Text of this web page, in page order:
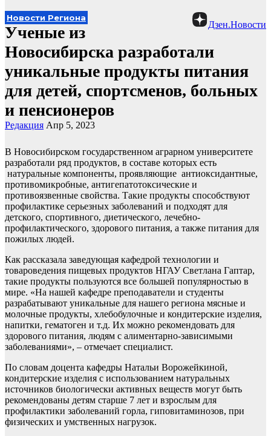
Дзен.Новости
Новости Региона
Ученые из
Новосибирска разработали
уникальные продукты питания
для детей, спортсменов, больных
и пенсионеров
Редакция Апр 5, 2023
В Новосибирском государственном аграрном университете
разработали ряд продуктов, в составе которых есть
натуральные компоненты, проявляющие антиоксидантные,
противомикробные, антигепатотоксические и
противоязвенные свойства. Такие продукты способствуют
профилактике серьезных заболеваний и подходят для
детского, спортивного, диетического, лечебно-
профилактического, здорового питания, а также питания для
пожилых людей.
Как рассказала заведующая кафедрой технологии и
товароведения пищевых продуктов НГАУ Светлана Гаптар,
такие продукты пользуются все большей популярностью в
мире. «На нашей кафедре преподаватели и студенты
разрабатывают уникальные для нашего региона мясные и
молочные продукты, хлебобулочные и кондитерские изделия,
напитки, гематоген и т.д. Их можно рекомендовать для
здорового питания, людям с алиментарно-зависимыми
заболеваниями», – отмечает специалист.
По словам доцента кафедры Натальи Ворожейкиной,
кондитерские изделия с использованием натуральных
источников биологически активных веществ могут быть
рекомендованы детям старше 7 лет и взрослым для
профилактики заболеваний горла, гиповитаминозов, при
физических и умственных нагрузок.